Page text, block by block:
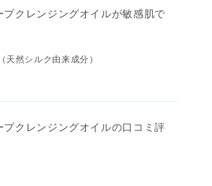
プクレンジングオイルが敏感肌で
天然シルク由来成分）
プクレンジングオイルの口コミ評